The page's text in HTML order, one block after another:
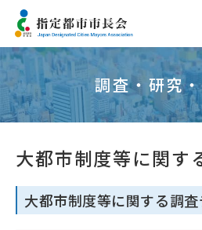
調査・研究
大都市制度等に関す
大都市制度等に関する調査